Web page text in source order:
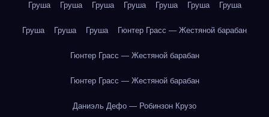
Груша Груша Груша Груша Груша Груша Груша
Груша Груша Груша Гюнтер Грасс — Жестяной барабан
Гюнтер Грасс — Жестяной барабан
Гюнтер Грасс — Жестяной барабан
Даниэль Дефо — Робинзон Крузо